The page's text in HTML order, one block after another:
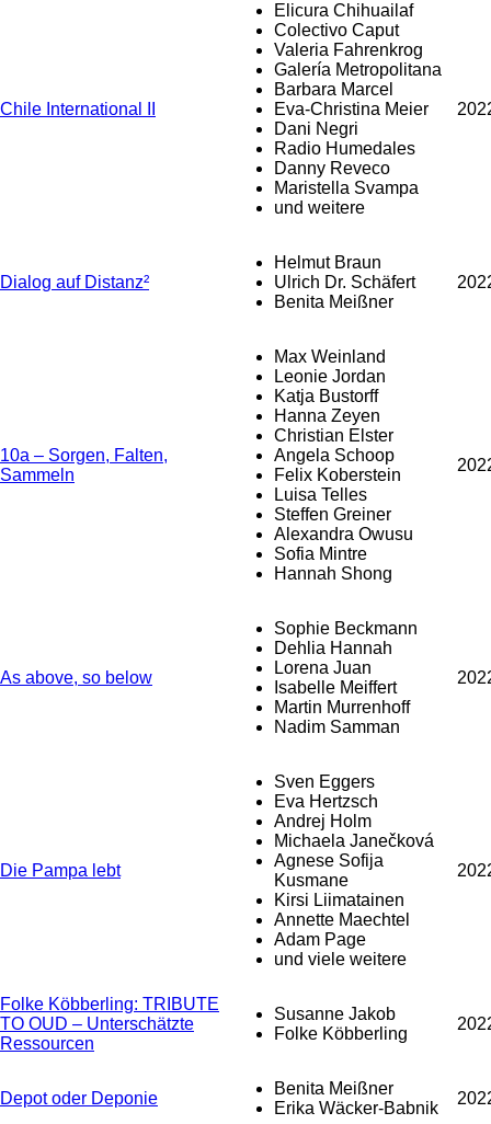
Chile International II
Elicura Chihuailaf
Colectivo Caput
Valeria Fahrenkrog
Galería Metropolitana
Barbara Marcel
Eva-Christina Meier
Dani Negri
Radio Humedales
Danny Reveco
Maristella Svampa
und weitere
Dialog auf Distanz²
Helmut Braun
Ulrich Dr. Schäfert
Benita Meißner
10a – Sorgen, Falten,
Sammeln
Max Weinland
Leonie Jordan
Katja Bustorff
Hanna Zeyen
Christian Elster
Angela Schoop
Felix Koberstein
Luisa Telles
Steffen Greiner
Alexandra Owusu
Sofia Mintre
Hannah Shong
As above, so below
Sophie Beckmann
Dehlia Hannah
Lorena Juan
Isabelle Meiffert
Martin Murrenhoff
Nadim Samman
Die Pampa lebt
Sven Eggers
Eva Hertzsch
Andrej Holm
Michaela Janečková
Agnese Sofija
Kusmane
Kirsi Liimatainen
Annette Maechtel
Adam Page
und viele weitere
Folke Köbberling: TRIBUTE
TO OUD – Unterschätzte
Ressourcen
Susanne Jakob
Folke Köbberling
Depot oder Deponie
Benita Meißner
Erika Wäcker-Babnik